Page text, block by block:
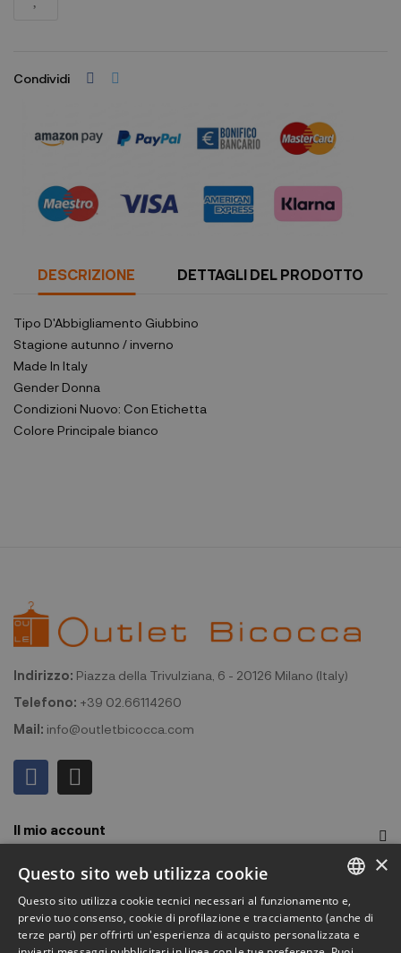
Condividi
DESCRIZIONE DETTAGLI DEL PRODOTTO
Tipo D'Abbigliamento Giubbino
Stagione autunno / inverno
Made In Italy
Gender Donna
Condizioni Nuovo: Con Etichetta
Colore Principale bianco
Indirizzo: Piazza della Trivulziana, 6 - 20126 Milano (Italy)
Telefono: +39 02.66114260
Mail: info@outletbicocca.com
Il mio account
Outlet Bicocca
Iscriviti alla Newsletter
Iscriviti per ricevere accesso anticipato a saldi, ultimi arrivi,
ITALIAN
ENGLISH
×
Questo sito web utilizza cookie
Questo sito utilizza cookie tecnici necessari al funzionamento e,
previo tuo consenso, cookie di profilazione e tracciamento (anche di
terze parti) per offrirti un'esperienza di acquisto personalizzata e